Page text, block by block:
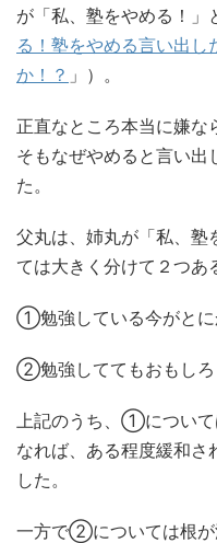
が「私、塾をやめる！」
る！塾をやめる言い出
か！？ 」）。
正直なところ本当に嫌な
そもなぜやめると言い出
た。
父丸は、姉丸が「私、塾
ては大きく分けて２つあ
①勉強している今がとに
②勉強しててもおもしろ
上記のうち、①につい
なれば、ある程度緩和さ
した。
一方で②については根が